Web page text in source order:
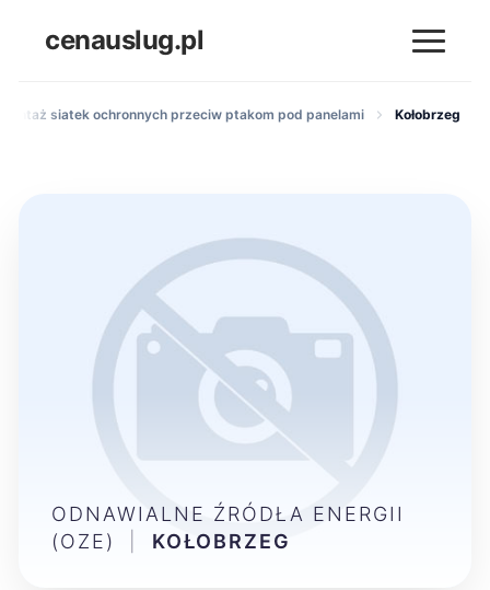
cenauslug.pl
Montaż siatek ochronnych przeciw ptakom pod panelami Kołobrzeg
ODNAWIALNE ŹRÓDŁA ENERGII
(OZE)
KOŁOBRZEG